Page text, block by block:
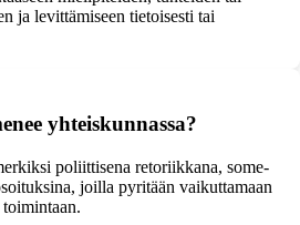
ja levittämiseen tietoisesti tai
yhteiskunnassa?
poliittisena retoriikkana, some-
joilla pyritään vaikuttamaan